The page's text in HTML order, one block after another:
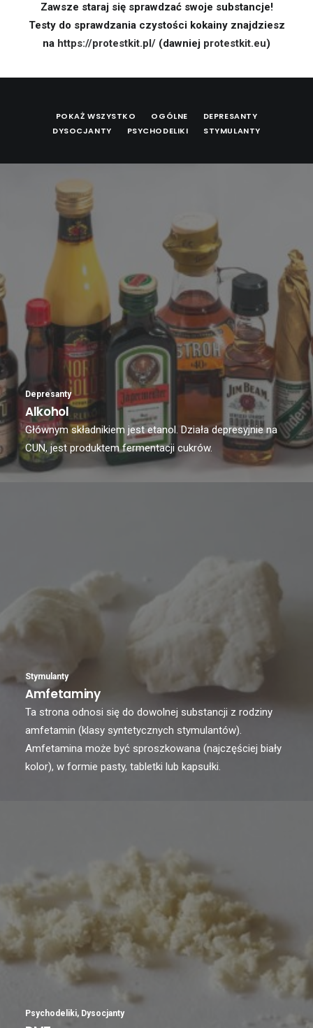
Zawsze staraj się sprawdzać swoje substancje!
Testy do sprawdzania czystości kokainy znajdziesz
na https://protestkit.pl/ (dawniej protestkit.eu)
POKAŻ WSZYSTKO OGÓLNE
DEPRESANTY
DYSOCJANTY
PSYCHODELIKI STYMULANTY
Depresanty
Alkohol
Głównym składnikiem jest etanol. Działa depresyjnie na
CUN, jest produktem fermentacji cukrów.
Stymulanty
Amfetaminy
Ta strona odnosi się do dowolnej substancji z rodziny
amfetamin (klasy syntetycznych stymulantów).
Amfetamina może być sproszkowana (najczęściej biały
kolor), w formie pasty, tabletki lub kapsułki.
Psychodeliki, Dysocjanty